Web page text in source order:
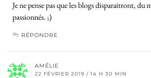
Je ne pense pas que les blogs disparaitront, du
passionnés. ;)
RÉPONDRE
AMÉLIE
22 FÉVRIER 2019 / 14 H 30 MIN